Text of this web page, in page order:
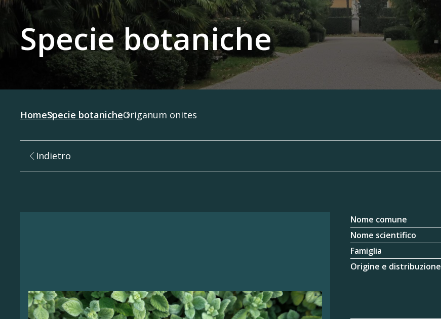
Specie botaniche
HomeSpecie botanicheOriganum onites
Indietro
Nome comune
Nome scientifico
Famiglia
Origine e distribuzione